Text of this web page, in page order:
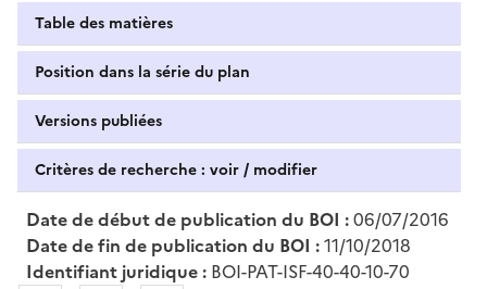
Table des matières
Position dans la série du plan
Versions publiées
Critères de recherche : voir / modifier
Date de début de publication du BOI :06/07/2016
Date de fin de publication du BOI :11/10/2018
Identifiant juridique : BOI-PAT-ISF-40-40-10-70